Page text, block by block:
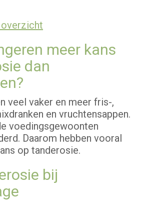
overzicht
meer kans
dan
veel vaker en meer fris-,
en vruchtensappen.
voedingsgewoonten
Daarom hebben vooral
op tanderosie.
bij